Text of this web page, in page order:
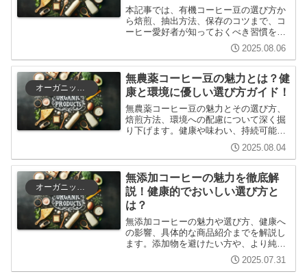
本記事では、有機コーヒー豆の選び方か
ら焙煎、抽出方法、保存のコツまで、コ
ーヒー愛好者が知っておくべき習慣を幅
広く解説します。初心者から上級者まで
楽しめる内容で、あなたのコーヒーライ
フをより豊かにするヒントが満載です。
2025.08.06
オーガニック商品
無農薬コーヒー豆の魅力とは？健
康と環境に優しい選び方ガイド！
無農薬コーヒー豆の魅力とその選び方、
焙煎方法、環境への配慮について深く掘
り下げます。健康や味わい、持続可能な
選択肢としての無農薬コーヒーの重要性
を理解し、より良いコーヒーライフを楽
しむための知識を提供します。
2025.08.04
無添加コーヒーの魅力を徹底解
説！健康的でおいしい選び方と
は？
無添加コーヒーの魅力や選び方、健康へ
の影響、具体的な商品紹介までを解説し
ます。添加物を避けたい方や、より純粋
なコーヒーを楽しみたい方に役立つ情報
を提供し、安心して選べるコーヒーライ
2025.07.31